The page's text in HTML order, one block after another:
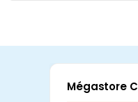
Mégastore